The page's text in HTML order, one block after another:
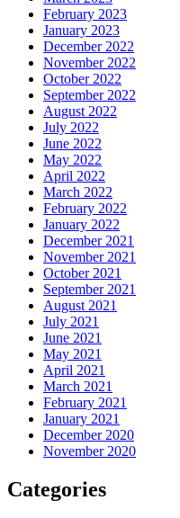
February 2023
January 2023
December 2022
November 2022
October 2022
September 2022
August 2022
July 2022
June 2022
May 2022
April 2022
March 2022
February 2022
January 2022
December 2021
November 2021
October 2021
September 2021
August 2021
July 2021
June 2021
May 2021
April 2021
March 2021
February 2021
January 2021
December 2020
November 2020
Categories